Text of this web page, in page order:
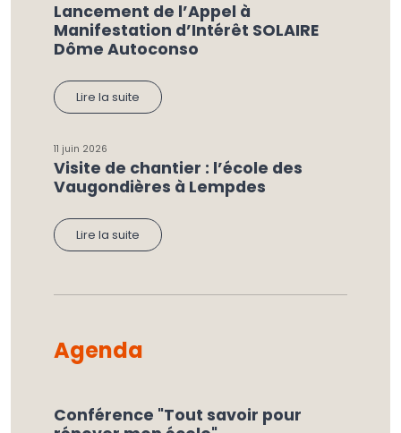
Lancement de l’Appel à
Manifestation d’Intérêt SOLAIRE
Dôme Autoconso
Lire la suite
11 juin 2026
Visite de chantier : l’école des
Vaugondières à Lempdes
Lire la suite
Agenda
Conférence "Tout savoir pour